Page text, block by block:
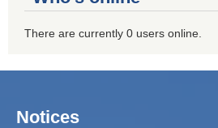
There are currently 0 users online.
Notices